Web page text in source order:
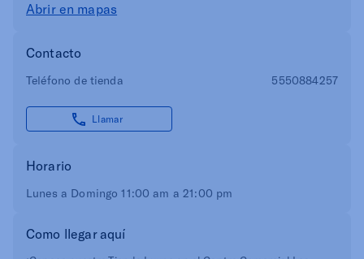
Abrir en mapas
Contacto
Teléfono de tienda 5550884257
Llamar
Horario
Lunes a Domingo 11:00 am a 21:00 pm
Como llegar aquí